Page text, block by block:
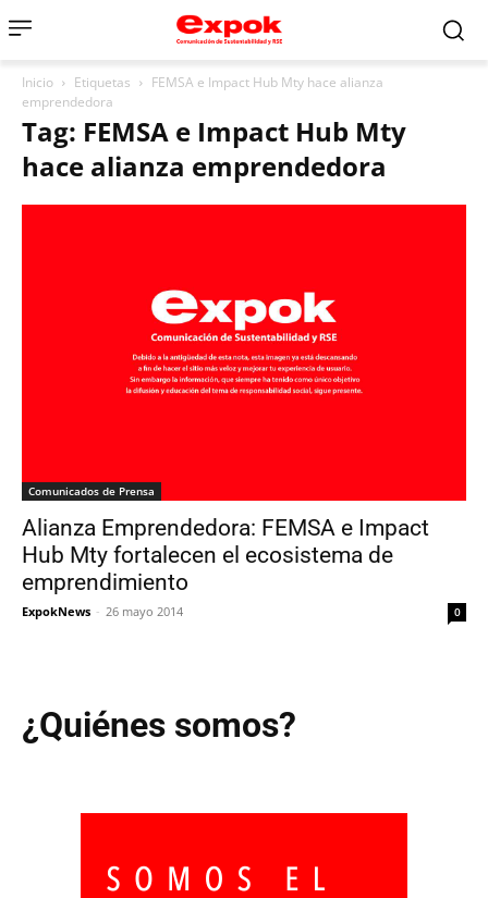
Inicio Etiquetas
FEMSA e Impact Hub Mty hace alianza
emprendedora
Tag: FEMSA e Impact Hub Mty
hace alianza emprendedora
Comunicados de Prensa
Alianza Emprendedora: FEMSA e Impact
Hub Mty fortalecen el ecosistema de
emprendimiento
ExpokNews - 26 mayo 2014 0
¿Quiénes somos?